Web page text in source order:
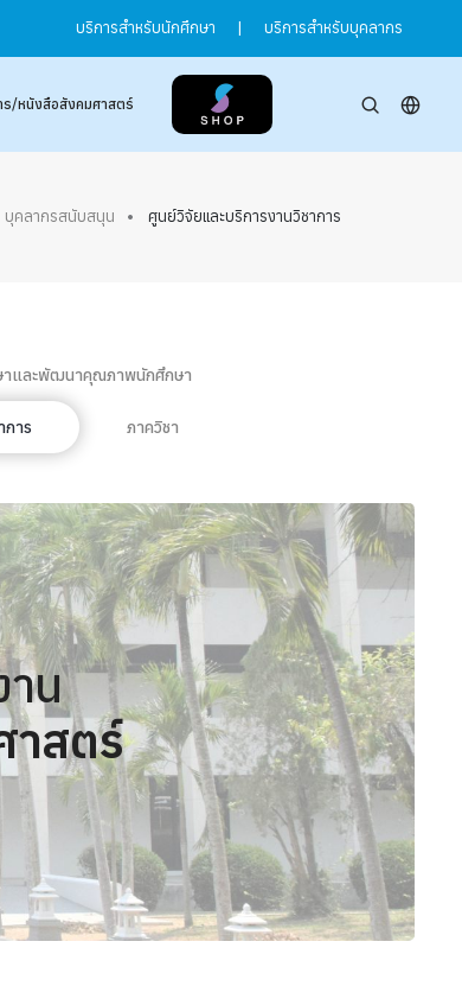
บริการสำหรับนักศึกษา | บริการสำหรับบุคลากร
ร/หนังสือสังคมศาสตร์
บุคลากรสนับสนุน ศูนย์วิจัยและบริการงานวิชาการ
าและพัฒนาคุณภาพนักศึกษา
การ ภาควิชา
น
สตร์